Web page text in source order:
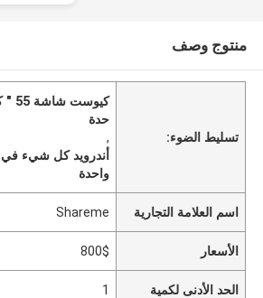
منتوج وصف
تسليط الضوء:
حدة
,
أندرويد كل شيء
واحدة
اسم العلامة التجارية Shareme
الأسعار 800$
الحد الأدنى لكمية 1